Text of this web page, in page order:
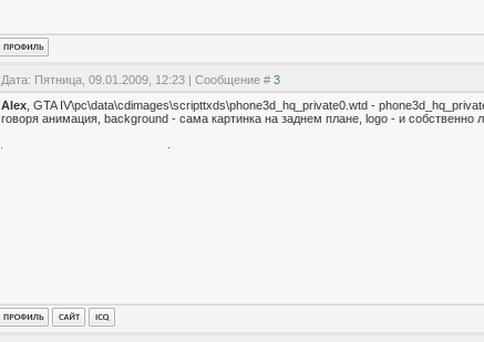
Дата: Пятница, 09.01.2009, 12:23 | Сообщение # 3
Alex , GTA IV\pc\data\cdimages\scripttxds\phone3d_hq_private0.wtd -
говоря анимация, background - сама картинка на заднем плане, logo - и собственно